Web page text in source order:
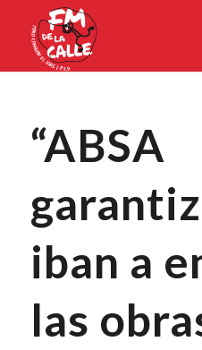
“ABSA
iban a
las